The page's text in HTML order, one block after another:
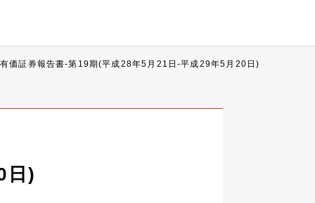
有価証券報告書-第19期(平成28年5月21日-平成29年5月20日)
日)